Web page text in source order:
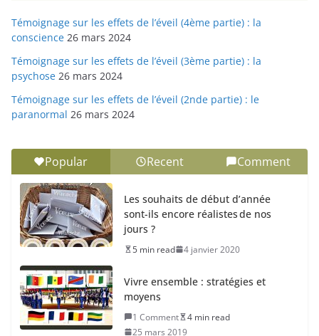
Témoignage sur les effets de l’éveil (4ème partie) : la
conscience 26 mars 2024
Témoignage sur les effets de l’éveil (3ème partie) : la
psychose 26 mars 2024
Témoignage sur les effets de l’éveil (2nde partie) : le
paranormal 26 mars 2024
Popular Recent Comment
Les souhaits de début d’année
sont-ils encore réalistes de nos
jours ?
5 min read 4 janvier 2020
Vivre ensemble : stratégies et
moyens
1 Comment
4 min read
25 mars 2019